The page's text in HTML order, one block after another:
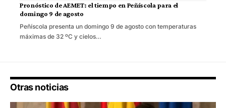
Pronóstico de AEMET: el tiempo en Peñíscola para el
domingo 9 de agosto
Peñíscola presenta un domingo 9 de agosto con temperaturas
máximas de 32 ºC y cielos…
Otras noticias